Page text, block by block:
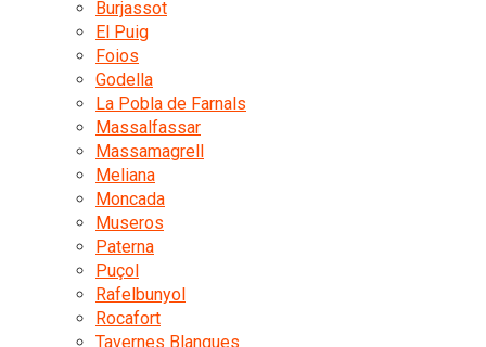
Burjassot
El Puig
Foios
Godella
La Pobla de Farnals
Massalfassar
Massamagrell
Meliana
Moncada
Museros
Paterna
Puçol
Rafelbunyol
Rocafort
Tavernes Blanques